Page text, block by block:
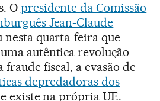
O presidente da Comissão
Jean-Claude
nesta quarta-feira que
autêntica revolução
fraude fiscal, a evasão de
depredadoras dos
existe na própria UE.